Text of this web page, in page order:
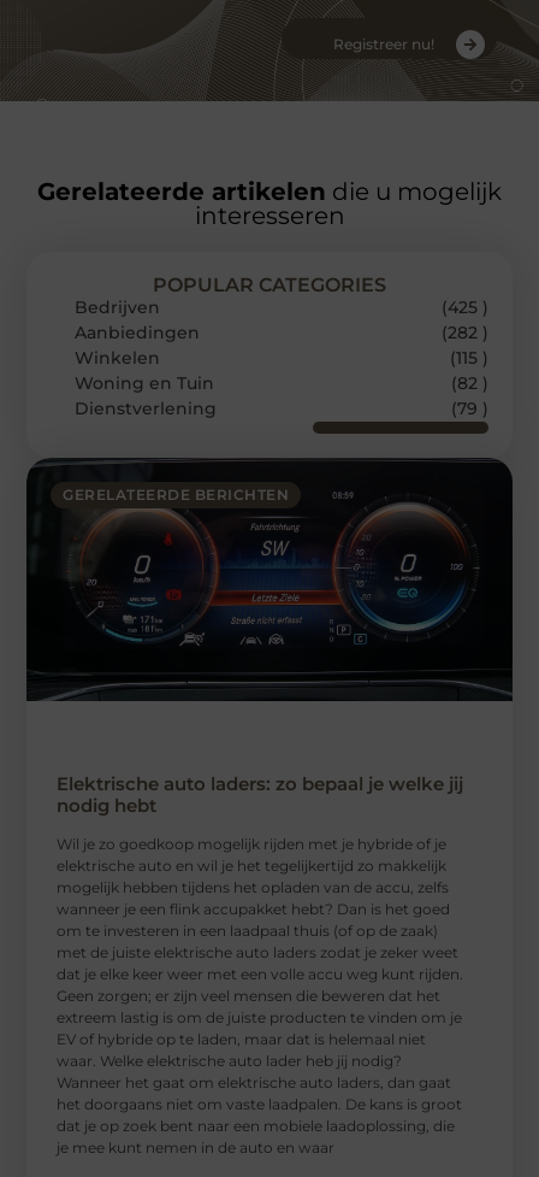
Registreer nu!
Gerelateerde artikelen die u mogelijk
interesseren
GERELATEERDE BERICHTEN
Elektrische auto laders: zo bepaal je welke jij
nodig hebt
Wil je zo goedkoop mogelijk rijden met je hybride of je
elektrische auto en wil je het tegelijkertijd zo makkelijk
mogelijk hebben tijdens het opladen van de accu, zelfs
wanneer je een flink accupakket hebt? Dan is het goed
om te investeren in een laadpaal thuis (of op de zaak)
met de juiste elektrische auto laders zodat je zeker weet
dat je elke keer weer met een volle accu weg kunt rijden.
Geen zorgen; er zijn veel mensen die beweren dat het
extreem lastig is om de juiste producten te vinden om je
EV of hybride op te laden, maar dat is helemaal niet
waar. Welke elektrische auto lader heb jij nodig?
Wanneer het gaat om elektrische auto laders, dan gaat
het doorgaans niet om vaste laadpalen. De kans is groot
dat je op zoek bent naar een mobiele laadoplossing, die
je mee kunt nemen in de auto en waar
POPULAR CATEGORIES
Bedrijven
(425 )
Aanbiedingen
(282 )
Winkelen
(115 )
Woning en Tuin
(82 )
Dienstverlening
(79 )